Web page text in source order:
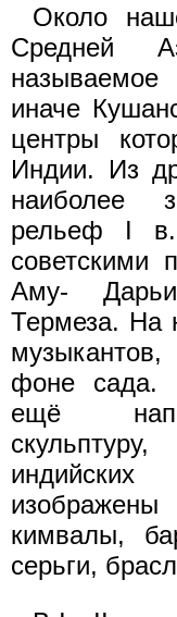
Около
Средней
иначе
центры
Индии. Из
наиболее
рельеф I
советскими
Аму-
Термеза. На
фоне сада.
ещё
кимвалы,
серьги,